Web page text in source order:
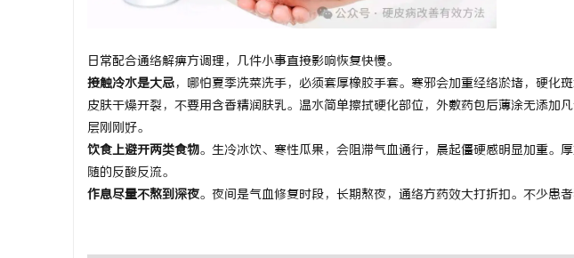
日常配合通络解痹方调理，几件小事直接影响恢复快慢。
接触冷水是大忌，哪怕夏季洗菜洗手，必须套厚橡胶手套。寒邪会加重经络淤堵，硬化斑
皮肤干燥开裂，不要用含香精润肤乳。温水简单擦拭硬化部位，外敷药包后薄涂无添加
层刚刚好。
饮食上避开两类食物。生冷冰饮、寒性瓜果，会阻滞气血通行，晨起僵硬感明显加重。
随的反酸反流。
作息尽量不熬到深夜。夜间是气血修复时段，长期熬夜，通络方药效大打折扣。不少患